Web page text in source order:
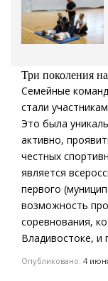
Три поколения
Семейные
стали
Это была
активно,
честных
является
первого
возможность
соревнования,
Владивостоке, и
Опубликовано: 4